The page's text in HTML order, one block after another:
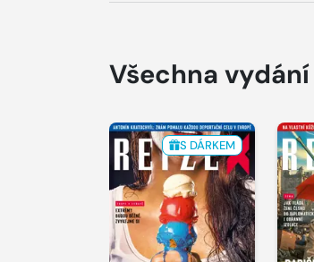
Všechna vydání
S DÁRKEM